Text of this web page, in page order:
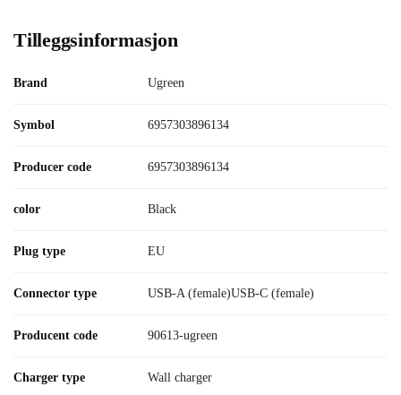
Tilleggsinformasjon
Brand Ugreen
Symbol 6957303896134
Producer code 6957303896134
color Black
Plug type EU
Connector type USB-A (female)USB-C (female)
Producent code 90613-ugreen
Charger type Wall charger